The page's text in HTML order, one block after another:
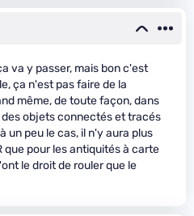
va y passer, mais bon c'est
ça n'est pas faire de la
même, de toute façon, dans
objets connectés et tracés
un peu le cas, il n'y aura plus
que pour les antiquités à carte
le droit de rouler que le